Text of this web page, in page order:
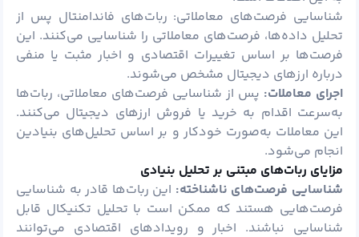
شناسایی فرصت‌های معاملاتی: ربات‌های فاندامنتال پس از
تحلیل داده‌ها، فرصت‌های معاملاتی را شناسایی می‌کنند. این
فرصت‌ها بر اساس تغییرات اقتصادی و اخبار مثبت یا منفی
درباره ارزهای دیجیتال مشخص می‌شوند.
اجرای معاملات: پس از شناسایی فرصت‌های معاملاتی، ربات‌ها
به‌سرعت اقدام به خرید یا فروش ارزهای دیجیتال می‌کنند.
این معاملات به‌صورت خودکار و بر اساس تحلیل‌های بنیادین
انجام می‌شود.
مزایای ربات‌های مبتنی بر تحلیل بنیادی
شناسایی فرصت‌های ناشناخته: این ربات‌ها قادر به شناسایی
فرصت‌هایی هستند که ممکن است با تحلیل تکنیکال قابل
شناسایی نباشند. اخبار و رویدادهای اقتصادی می‌توانند